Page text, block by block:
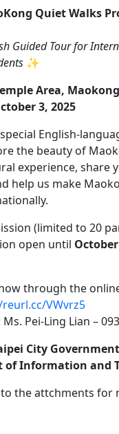
Quiet Walks
Guided Tour for
✨
Area, Maokong
3, 2025
English-
the beauty of
experience, share
help us make
(limited to 20
open until
through the
VWvrz5
Pei-Ling Lian –
City
of Information and
the attchments for